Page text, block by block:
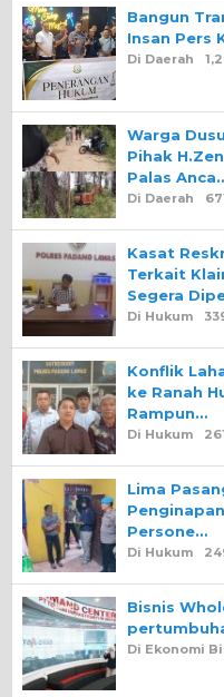
Bangun
Insan Pers
Di Daerah
Warga
Pihak
Palas
Di Daerah
Kasat
Terkait
Segera
Di Hukum
Konflik
ke Ranah
Rampun…
Di Hukum
Lima
Persone…
Di Hukum
Bisnis
Di Ekonomi